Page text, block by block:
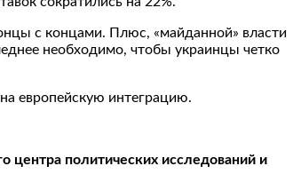
с концами. Плюс, «майданной» власти
необходимо, чтобы украинцы четко
европейскую интеграцию.
центра политических исследований и